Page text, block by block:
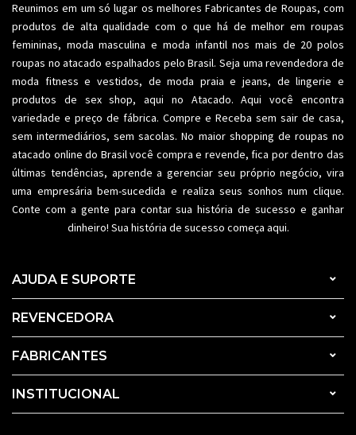
Reunimos em um só lugar os melhoresFabricantes de Roupas, com
produtos de alta qualidade com o que há de melhor em roupas
femininas, moda masculina e moda infantil nos mais de 20 polos
roupas no atacado espalhados pelo Brasil. Seja uma revendedora de
moda fitness e vestidos, de moda praia e jeans, de lingerie e
produtos de sex shop, aqui no Atacado. Aqui você encontra
variedade e preço de fábrica. Compre e Receba sem sair de casa,
sem intermediários, sem sacolas. No maior shopping de roupas no
atacado online do Brasil você compra e revende, fica por dentro das
últimas tendências, aprende a gerenciar seu próprio negócio, vira
uma empresária bem-sucedida e realiza seus sonhos num clique.
Conte com a gente para contar sua história de sucesso e ganhar
dinheiro! Sua história de sucesso começa aqui.
AJUDA E SUPORTE
REVENCEDORA
FABRICANTES
INSTITUCIONAL